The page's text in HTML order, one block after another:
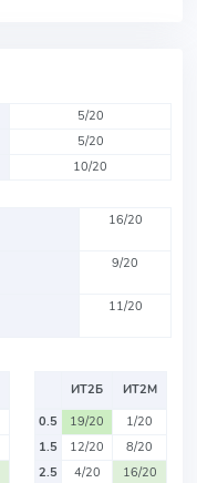
5/20
5/20
10/20
16/20
9/20
11/20
ИТ2Б
ИТ2М
0.5
19/20
1/20
1.5
12/20
8/20
2.5
4/20
16/20